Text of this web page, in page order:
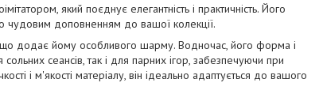
який поєднує елегантність і практичність. Його
чудовим доповненням до вашої колекції.
що додає йому особливого шарму. Водночас, його форма і
сеансів, так і для парних ігор, забезпечуючи при
і м'якості матеріалу, він ідеально адаптується до вашого